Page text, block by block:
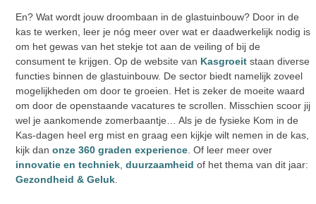
En? Wat wordt jouw droombaan in de glastuinbouw? Door in de
kas te werken, leer je nóg meer over wat er daadwerkelijk nodig is
om het gewas van het stekje tot aan de veiling of bij de
consument te krijgen. Op de website van Kasgroeit staan diverse
functies binnen de glastuinbouw. De sector biedt namelijk zoveel
mogelijkheden om door te groeien. Het is zeker de moeite waard
om door de openstaande vacatures te scrollen. Misschien scoor jij
wel je aankomende zomerbaantje… Als je de fysieke Kom in de
Kas-dagen heel erg mist en graag een kijkje wilt nemen in de kas,
kijk danonze 360 graden experience. Of leer meer over
innovatie en techniek,duurzaamheid of het thema van dit jaar:
Gezondheid & Geluk.